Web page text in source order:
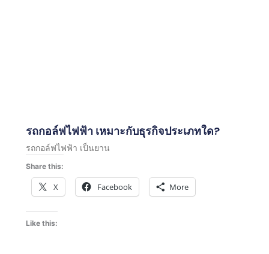
รถกอล์ฟไฟฟ้า เหมาะกับธุรกิจประเภทใด?
รถกอล์ฟไฟฟ้า เป็นยาน
Share this:
X Facebook More
Like this: